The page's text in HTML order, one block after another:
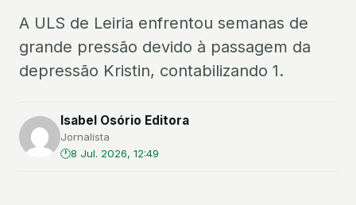
A ULS de Leiria enfrentou semanas de
grande pressão devido à passagem da
depressão Kristin, contabilizando 1.
Isabel Osório Editora
Jornalista
8 Jul. 2026, 12:49